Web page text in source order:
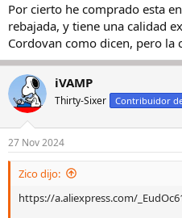
Por cierto he comprado esta
rebajada, y tiene una calidad
Cordovan como dicen, pero la
iVAMP
Thirty-Sixer Contribuidor
27 Nov 2024
Zico dijo:
https://a.aliexpress.com/